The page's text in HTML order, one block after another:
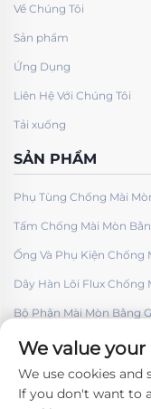
Về Chúng Tôi
Sản phẩm
Ứng Dụng
Liên Hệ Với Chúng Tôi
Tải xuống
SẢN PHẨM
Phụ Tùng Chống Mài
Tấm Chống Mài Mòn
Ống Và Phụ Kiện Chống
Dây Hàn Lõi Flux Chống
Bộ Phận Mài Mòn Bằng
We value
We use cookies
If you don't want to